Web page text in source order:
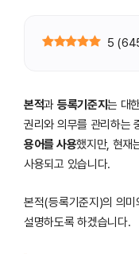
5 (
본적과 등록기준지는 대
권리와 의무를 관리하는
용어를 사용했지만, 현재
사용되고 있습니다.
본적(등록기준지)의 의미
설명하도록 하겠습니다.